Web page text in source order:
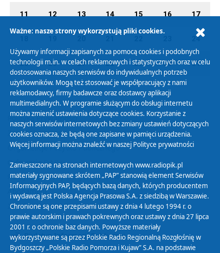
11 12 13 14 15 16 17
24
25 26 27 28 29 30 31
Polityka Prywatności
Zasady korzystania z Serwisu
Organizacje Pożytku Publicznego
Cyfryzacja DAB+
Polityka ochrony danych osobowych
Abonament
Zamówienia publiczne
Biuletyn Informacji Publicznej
Ważne: nasze strony wykorzystują pliki cookies.
Używamy informacji zapisanych za pomocą cookies i podobnych
technologii m.in. w celach reklamowych i statystycznych oraz w celu
dostosowania naszych serwisów do indywidualnych potrzeb
użytkowników. Mogą też stosować je współpracujący z nami
reklamodawcy, firmy badawcze oraz dostawcy aplikacji
multimedialnych. W programie służącym do obsługi internetu
można zmienić ustawienia dotyczące cookies. Korzystanie z
naszych serwisów internetowych bez zmiany ustawień dotyczących
cookies oznacza, że będą one zapisane w pamięci urządzenia.
Więcej informacji można znaleźć w naszej Polityce prywatności
Zamieszczone na stronach internetowych www.radiopik.pl
materiały sygnowane skrótem „PAP” stanowią element Serwisów
Informacyjnych PAP, będących bazą danych, których producentem
i wydawcą jest Polska Agencja Prasowa S.A. z siedzibą w Warszawie.
Chronione są one przepisami ustawy z dnia 4 lutego 1994 r. o
prawie autorskim i prawach pokrewnych oraz ustawy z dnia 27 lipca
2001 r. o ochronie baz danych. Powyższe materiały
wykorzystywane są przez Polskie Radio Regionalną Rozgłośnię w
Bydgoszczy „Polskie Radio Pomorza i Kujaw” S.A. na podstawie